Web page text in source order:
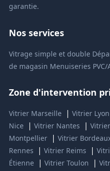
garantie.
Nos services
Vitrage simple et double
de magasin Menuiseries PVC/
Zone d'intervention
Vitrier Marseille | Vitrier Lyon
Nice
| Vitrier Nantes |
Montpellier | Vitrier
Rennes
| Vitrier Reims |
Étienne
| Vitrier Toulon |